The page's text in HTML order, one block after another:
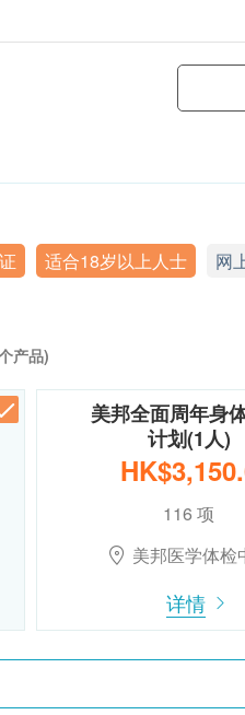
适合18岁以上人士 网
产品)
美邦全面周年身
计划(1人)
116 项
美邦医学体检
详情